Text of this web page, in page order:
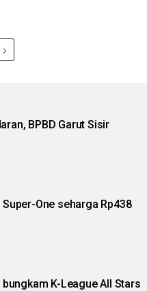
BPBD Garut Sisir
One seharga Rp438
K-League All Stars